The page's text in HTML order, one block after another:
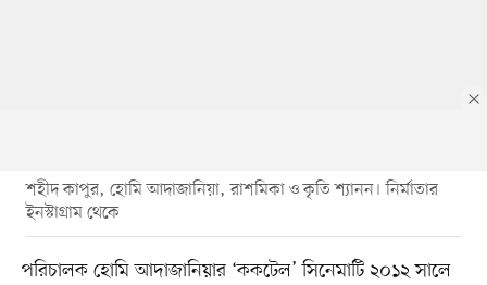
শহীদ কাপুর, হোমি আদাজানিয়া, রাশমিকা ও কৃতি শ্যানন। নির্মাতার
ইনস্টাগ্রাম থেকে
পরিচালক হোমি আদাজানিয়ার ‘ককটেল’ সিনেমাটি ২০১২ সালে